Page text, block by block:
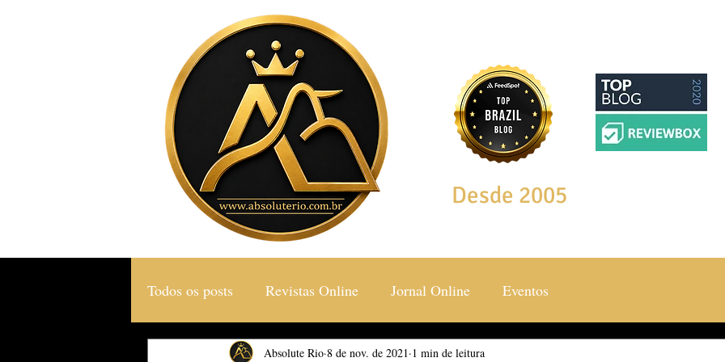
Desde 2005
Todos os posts Revistas Online Jornal Online Eventos
Gastronomia & Turismo Social & Estilos Saúde & Bem Estar
Absolute Rio 8 de nov. de 2021 1 min de leitura